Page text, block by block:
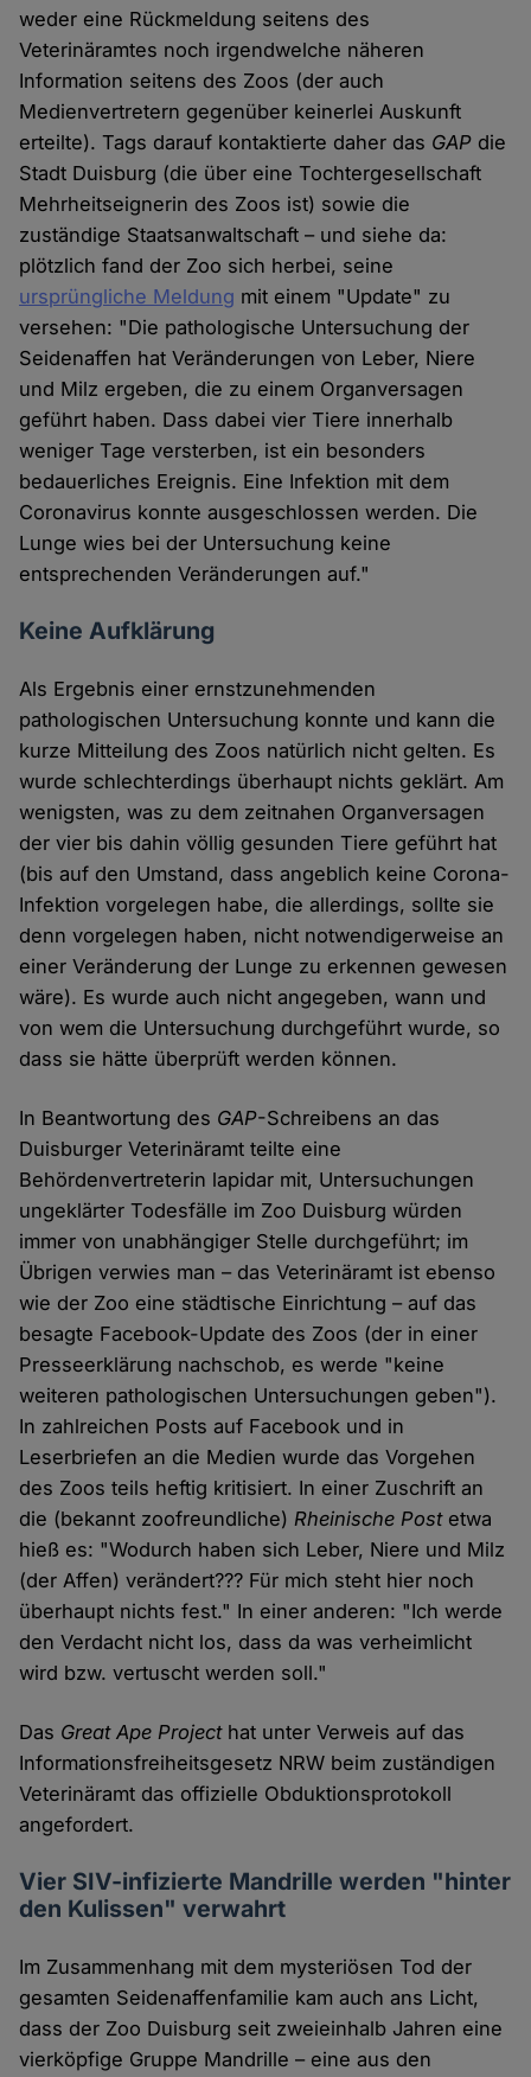
weder eine Rückmeldung seitens des
Veterinäramtes noch irgendwelche näheren
Information seitens des Zoos (der auch
Medienvertretern gegenüber keinerlei Auskunft
erteilte). Tags darauf kontaktierte daher das GAP die
Stadt Duisburg (die über eine Tochtergesellschaft
Mehrheitseignerin des Zoos ist) sowie die
zuständige Staatsanwaltschaft – und siehe da:
plötzlich fand der Zoo sich herbei, seine
ursprüngliche Meldung mit einem "Update" zu
versehen: "Die pathologische Untersuchung der
Seidenaffen hat Veränderungen von Leber, Niere
und Milz ergeben, die zu einem Organversagen
geführt haben. Dass dabei vier Tiere innerhalb
weniger Tage versterben, ist ein besonders
bedauerliches Ereignis. Eine Infektion mit dem
Coronavirus konnte ausgeschlossen werden. Die
Lunge wies bei der Untersuchung keine
entsprechenden Veränderungen auf."
Keine Aufklärung
Als Ergebnis einer ernstzunehmenden
pathologischen Untersuchung konnte und kann die
kurze Mitteilung des Zoos natürlich nicht gelten. Es
wurde schlechterdings überhaupt nichts geklärt. Am
wenigsten, was zu dem zeitnahen Organversagen
der vier bis dahin völlig gesunden Tiere geführt hat
(bis auf den Umstand, dass angeblich keine Corona-
Infektion vorgelegen habe, die allerdings, sollte sie
denn vorgelegen haben, nicht notwendigerweise an
einer Veränderung der Lunge zu erkennen gewesen
wäre). Es wurde auch nicht angegeben, wann und
von wem die Untersuchung durchgeführt wurde, so
dass sie hätte überprüft werden können.
In Beantwortung des GAP-Schreibens an das
Duisburger Veterinäramt teilte eine
Behördenvertreterin lapidar mit, Untersuchungen
ungeklärter Todesfälle im Zoo Duisburg würden
immer von unabhängiger Stelle durchgeführt; im
Übrigen verwies man – das Veterinäramt ist ebenso
wie der Zoo eine städtische Einrichtung – auf das
besagte Facebook-Update des Zoos (der in einer
Presseerklärung nachschob, es werde "keine
weiteren pathologischen Untersuchungen geben").
In zahlreichen Posts auf Facebook und in
Leserbriefen an die Medien wurde das Vorgehen
des Zoos teils heftig kritisiert. In einer Zuschrift an
die (bekannt zoofreundliche)Rheinische Postetwa
hieß es: "Wodurch haben sich Leber, Niere und Milz
(der Affen) verändert??? Für mich steht hier noch
überhaupt nichts fest." In einer anderen: "Ich werde
den Verdacht nicht los, dass da was verheimlicht
wird bzw. vertuscht werden soll."
Das Great Ape Projecthat unter Verweis auf das
Informationsfreiheitsgesetz NRW beim zuständigen
Veterinäramt das offizielle Obduktionsprotokoll
angefordert.
Vier SIV-infizierte Mandrille werden "hinter
den Kulissen" verwahrt
Im Zusammenhang mit dem mysteriösen Tod der
gesamten Seidenaffenfamilie kam auch ans Licht,
dass der Zoo Duisburg seit zweieinhalb Jahren eine
vierköpfige Gruppe Mandrille – eine aus den